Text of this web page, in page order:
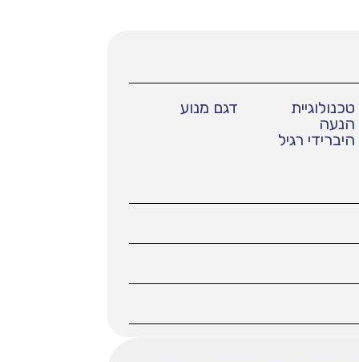
טכנולוגיית
הנעה
היברידי רגיל
דגם מנוע